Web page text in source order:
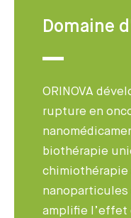
Domaine
ORINOVA
rupture en
biothérapie
chimiothérapie
nanoparticules
amplifie l’effet